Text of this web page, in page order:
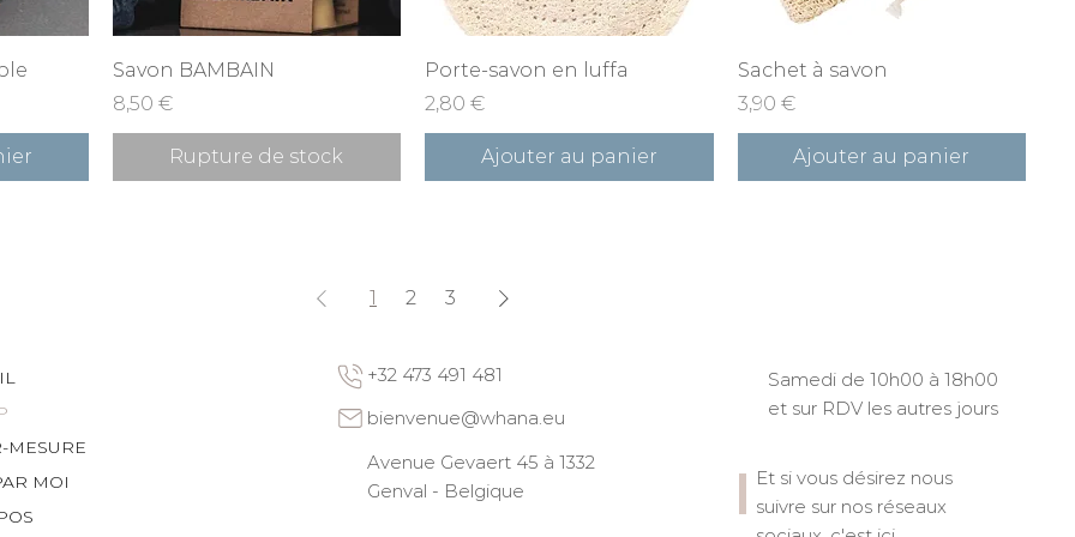
Aperçu rapide
Savon BAMBAIN
Prix
8,50 €
Rupture de stock
Aperçu rapide
Porte-savon en luffa
Prix
2,80 €
Ajouter au panier
Aperçu rapide
Sachet à savon
Prix
3,90 €
Ajouter au panier
1 2 3
MESURE
MOI
+32 473 491 481
bienvenue@whana.eu
Avenue Gevaert 45 à 1332
Genval - Belgique
Samedi de 10h00 à 18h00
et sur RDV les autres jours
Et si vous désirez nous
suivre sur nos réseaux